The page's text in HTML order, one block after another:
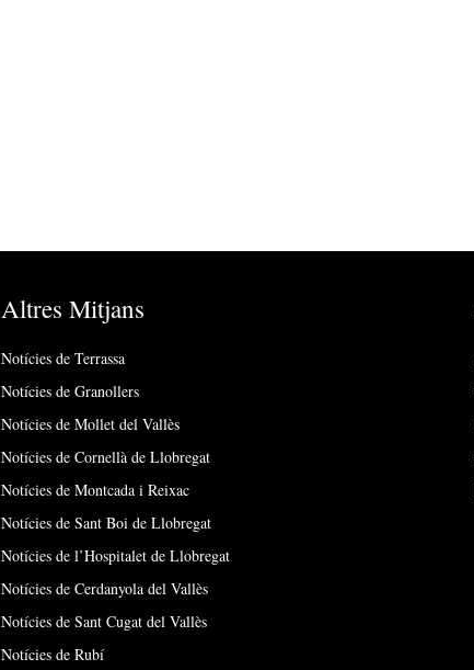
Altres Mitjans
Notícies de Terrassa
Notícies de Granollers
Notícies de Mollet del Vallès
Notícies de Cornellà de Llobregat
Notícies de Montcada i Reixac
Notícies de Sant Boi de Llobregat
Notícies de l’Hospitalet de Llobregat
Notícies de Cerdanyola del Vallès
Notícies de Sant Cugat del Vallès
Notícies de Rubí